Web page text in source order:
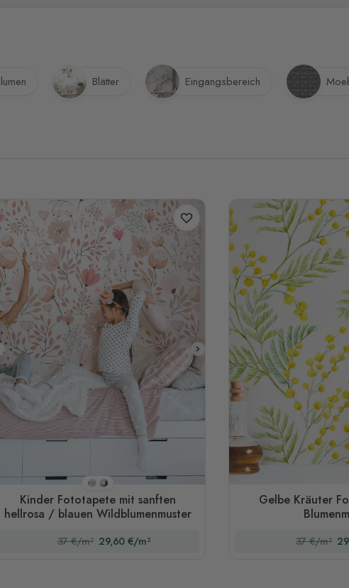
Blätter Eingangsbereich
Stil 1Stil 2
Kinder Fototapete mit sanften
hellrosa / blauen Wildblumenmuster
37 €/m² 29,60 €/m²
Gelbe Kräuter
37 €/m²